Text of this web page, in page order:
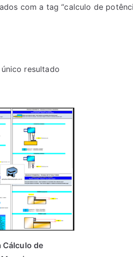
com a tag “calculo de
resultado
Cálculo de